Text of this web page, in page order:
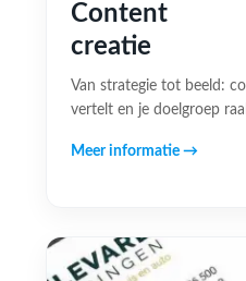
Content
creatie
Van strategie tot beeld:
vertelt en je doelgroep
Meer informatie →